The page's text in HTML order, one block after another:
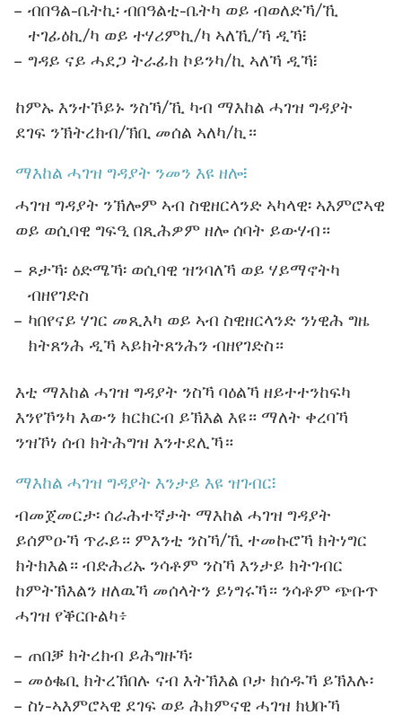
ብበዓል-ቤትኪ፡ ብበዓልቲ-ቤትካ ወይ ብወለድኻ/ኺ
ተገፊዕኪ/ካ ወይ ተሃሪምኪ/ካ ኣለኺ/ኻ ዲኻ፧
ግዳይ ናይ ሓደጋ ትራፊክ ኮይንካ/ኪ ኣለኻ ዲኻ፧
ከምኡ እንተኾይኑ ንስኻ/ኺ ካብ ማእከል ሓገዝ ግዳያት
ደገፍ ንኽትረክብ/ኽቢ መሰል ኣለካ/ኪ።
ማእከል ሓገዝ ግዳያት ንመን እዩ ዘሎ፧
ሓገዝ ግዳያት ንኽሎም ኣብ ስዊዘርላንድ ኣካላዊ፡ ኣእምሮኣዊ
ወይ ወሲባዊ ግፍዒ በጺሕዎም ዘሎ ሰባት ይውሃብ።
ጾታኻ፡ ዕድሜኻ፡ ወሲባዊ ዝንባለኻ ወይ ሃይማኖትካ
ብዘየገድስ
ካበየናይ ሃገር መጺእካ ወይ ኣብ ስዊዘርላንድ ንነዊሕ ግዜ
ክትጸንሕ ዲኻ ኣይክትጸንሕን ብዘየገድስ።
እቲ ማእከል ሓገዝ ግዳያት ንስኻ ባዕልኻ ዘይተተንከፍካ
እንየኾንካ እውን ክርክርብ ይኽእል እዩ። ማለት ቀረባኻ
ንዝኾነ ሰብ ክትሕግዝ እንተደሊኻ።
ማእከል ሓገዝ ግዳያት እንታይ እዩ ዝገብር፧
ብመጀመርታ፡ ሰራሕተኛታት ማእከል ሓገዝ ግዳያት
ይሰምዑኻ ጥራይ። ምእንቲ ንስኻ/ኺ ተመኩሮኻ ክትነግር
ክትክእል። ብድሕሪኡ ንሳቶም ንስኻ እንታይ ክትገብር
ከምትኽእልን ዘለዉኻ መሰላትን ይነግሩኻ። ንሳቶም ጭቡጥ
ሓገዝ የቕርቡልካ፥
ጠበቓ ክትረክብ ይሕግዙኻ፡
መዕቈቢ ክትረኽበሉ ናብ እትኽእል ቦታ ክሰዱኻ ይኽእሉ፡
ስነ-ኣእምሮኣዊ ደገፍ ወይ ሕክምናዊ ሓገዝ ክህቡኻ